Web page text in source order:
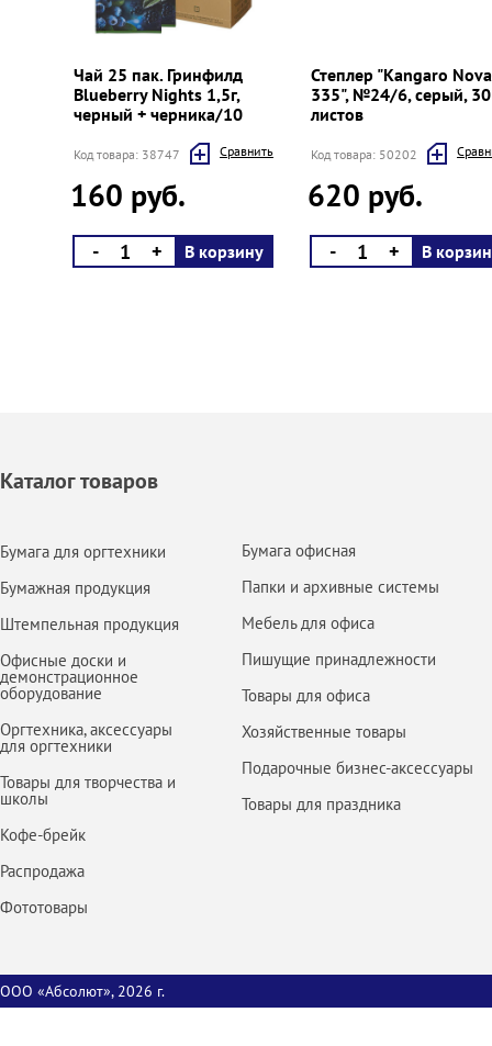
Чай 25 пак. Гринфилд
Blueberry Nights 1,5г,
черный + черника/10
Код товара: 38747 Cравнить
160 руб.
- + В корзину
Степлер "Kangaro
335", №24/6, серый, 30
листов
Код товара: 50202
620 руб.
- + В
Каталог товаров
Бумага для оргтехники
Бумажная продукция
Штемпельная продукция
Офисные доски и
демонстрационное
оборудование
Оргтехника, аксессуары
для оргтехники
Товары для творчества и
школы
Кофе-брейк
Распродажа
Фототовары
Бумага офисная
Папки и архивные системы
Мебель для офиса
Пишущие принадлежности
Товары для офиса
Хозяйственные товары
Подарочные бизнес-аксессуары
Товары для праздника
ООО «Абсолют», 2026 г.